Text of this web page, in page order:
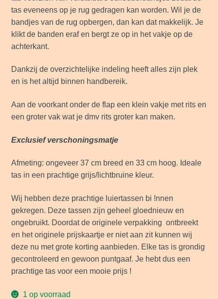
tas eveneens op je rug gedragen kan worden. Wil je de
bandjes van de rug opbergen, dan kan dat makkelijk. Je
klikt de banden eraf en bergt ze op in het vakje op de
achterkant.
Dankzij de overzichtelijke indeling heeft alles zijn plek
en is het altijd binnen handbereik.
Aan de voorkant onder de flap een klein vakje met rits en
een groter vak wat je dmv rits groter kan maken.
Exclusief verschoningsmatje
Afmeting: ongeveer 37 cm breed en 33 cm hoog. Ideale
tas in een prachtige grijs/lichtbruine kleur.
Wij hebben deze prachtige luiertassen bi !nnen
gekregen. Deze tassen zijn geheel gloednieuw en
ongebruikt. Doordat de originele verpakking ontbreekt
en het originele prijskaartje er niet aan zit kunnen wij
deze nu met grote korting aanbieden. Elke tas is grondig
gecontroleerd en gewoon puntgaaf. Je hebt dus een
prachtige tas voor een mooie prijs !
1 op voorraad